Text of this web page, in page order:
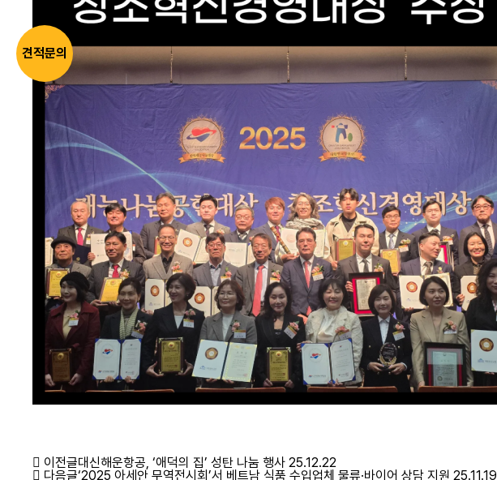
이전글대신해운항공, ‘애덕의 집’ 성탄 나눔 행사 25.12.22
다음글‘2025 아세안 무역전시회’서 베트남 식품 수입업체 물류·바이어 상담 지원 25.11.19
견적문의